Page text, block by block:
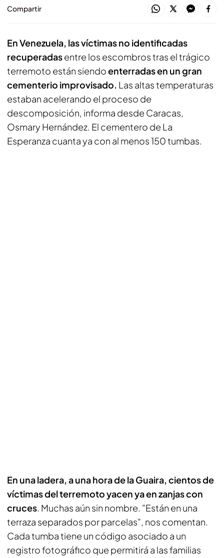
Compartir
En Venezuela, las víctimas no identificadas
recuperadasentre los escombros tras el trágico
terremoto están siendoenterradas en un gran
cementerio improvisado. Las altas temperaturas
estaban acelerando el proceso de
descomposición, informa desde Caracas,
Osmary Hernández. El cementero de La
Esperanza cuanta ya con al menos 150 tumbas.
En una ladera, a una hora de la Guaira, cientos de
víctimas del terremoto yacen ya en zanjas con
cruces. Muchas aún sin nombre. "Están en una
terraza separados por parcelas", nos comentan.
Cada tumba tiene un código asociado a un
registro fotográfico que permitirá a las familias